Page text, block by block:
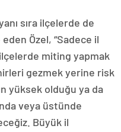
sıra ilçelerde de
Özel, “Sadece il
miting yapmak
gezmek yerine risk
yüksek olduğu ya da
veya üstünde
Büyük il